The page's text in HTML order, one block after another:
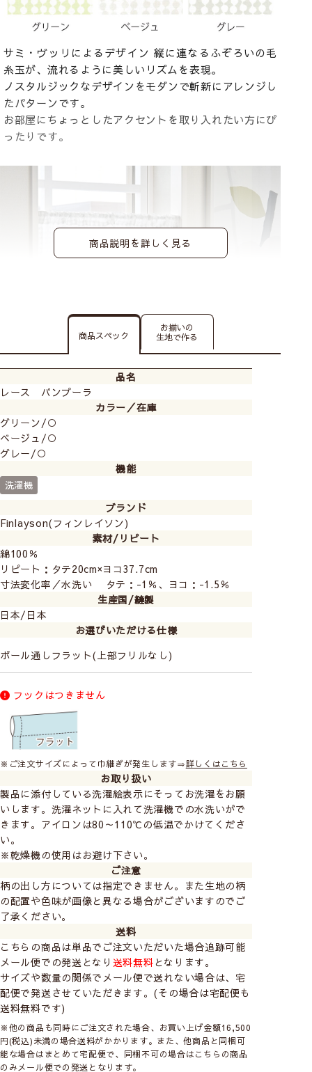
サミ・ヴッリによるデザイン 縦に連なるふぞろいの毛
糸玉が、流れるように美しいリズムを表現。
ノスタルジックなデザインをモダンで斬新にアレンジし
たパターンです。
お部屋にちょっとしたアクセントを取り入れたい方にぴ
ったりです。
▲（左）グリーン、（右）グレー
商品説明を詳しく見る
商品スペック
お揃いの
生地で作る
品名
レース パンプーラ
カラー／在庫
グリーン/○
ベージュ/○
グレー/○
機能
洗濯機
ブランド
Finlayson(フィンレイソン)
素材/リピート
綿100％
リピート：タテ20cm×ヨコ37.7cm
寸法変化率／水洗い タテ：-1％、ヨコ：-1.5％
生産国/縫製
日本/日本
お選びいただける仕様
ポール通しフラット(上部フリルなし)
フックはつきません
※ご注文サイズによって巾継ぎが発生します⇒詳しくはこちら
お取り扱い
製品に添付している洗濯絵表示にそってお洗濯をお願
いします。洗濯ネットに入れて洗濯機での水洗いがで
きます。アイロンは80～110℃の低温でかけてくださ
い。
※乾燥機の使用はお避け下さい。
ご注意
柄の出し方については指定できません。また生地の柄
の配置や色味が画像と異なる場合がございますのでご
了承ください。
送料
こちらの商品は単品でご注文いただいた場合追跡可能
メール便での発送となり 送料無料となります。
サイズや数量の関係でメール便で送れない場合は、宅
配便で発送させていただきます。(その場合は宅配便も
送料無料です)
※他の商品も同時にご注文された場合、お買い上げ金額16,500
円(税込)未満の場合送料がかかります。また、他商品と同梱可
能な場合はまとめて宅配便で、同梱不可の場合はこちらの商品
のみメール便での発送となります。